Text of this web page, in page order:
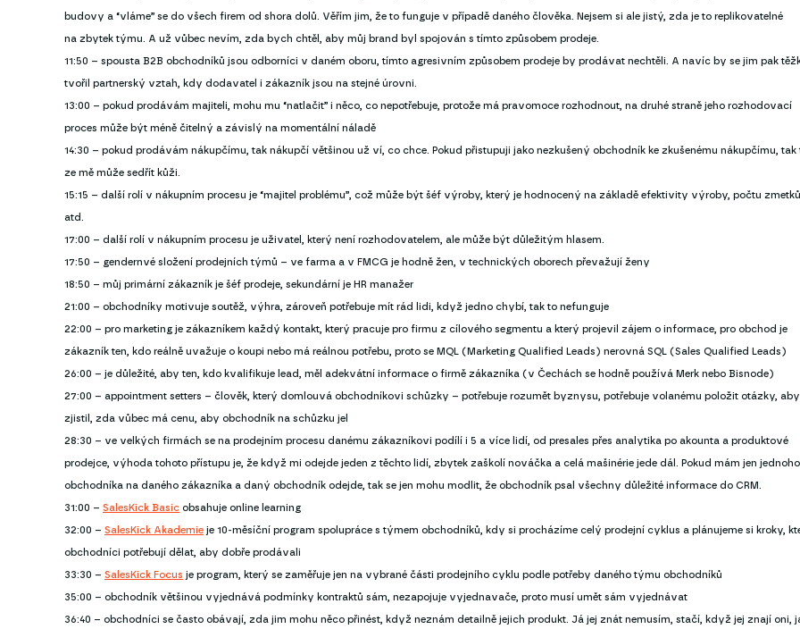
budovy a “vláme” se do všech firem od shora dolů. Věřím jim, že to funguje v případě daného člověka. Nejsem si ale jistý, zda je to replikovatelné
na zbytek týmu. A už vůbec nevím, zda bych chtěl, aby můj brand byl spojován s tímto způsobem prodeje.
11:50 – spousta B2B obchodníků jsou odborníci v daném oboru, tímto agresivním způsobem prodeje by prodávat nechtěli. A navíc by se jim pak
tvořil partnerský vztah, kdy dodavatel i zákazník jsou na stejné úrovni.
13:00 – pokud prodávám majiteli, mohu mu “natlačit” i něco, co nepotřebuje, protože má pravomoce rozhodnout, na druhé straně jeho rozhodovací
proces může být méně čitelný a závislý na momentální náladě
14:30 – pokud prodávám nákupčímu, tak nákupčí většinou už ví, co chce. Pokud přistupuji jako nezkušený obchodník ke zkušenému nákupčímu, tak
ze mě může sedřít kůži.
15:15 – další rolí v nákupním procesu je “majitel problému”, což může být šéf výroby, který je hodnocený na základě efektivity výroby, počtu
atd.
17:00 – další rolí v nákupním procesu je uživatel, který není rozhodovatelem, ale může být důležitým hlasem.
17:50 – gendernvé složení prodejních týmů – ve farma a v FMCG je hodně žen, v technických oborech převažují ženy
18:50 – můj primární zákazník je šéf prodeje, sekundární je HR manažer
21:00 – obchodníky motivuje soutěž, výhra, zároveň potřebuje mít rád lidi, když jedno chybí, tak to nefunguje
22:00 – pro marketing je zákazníkem každý kontakt, který pracuje pro firmu z cílového segmentu a který projevil zájem o informace, pro obchod je
zákazník ten, kdo reálně uvažuje o koupi nebo má reálnou potřebu, proto se MQL (Marketing Qualified Leads) nerovná SQL (Sales Qualified Leads)
26:00 – je důležité, aby ten, kdo kvalifikuje lead, měl adekvátní informace o firmě zákazníka (v Čechách se hodně používá Merk nebo Bisnode)
27:00 – appointment setters – člověk, který domlouvá obchodníkovi schůzky – potřebuje rozumět byznysu, potřebuje volanému položit otázky, aby
zjistil, zda vůbec má cenu, aby obchodník na schůzku jel
28:30 – ve velkých firmách se na prodejním procesu danému zákazníkovi podílí i 5 a více lidí, od presales přes analytika po akounta a produktové
prodejce, výhoda tohoto přístupu je, že když mi odejde jeden z těchto lidí, zbytek zaškolí nováčka a celá mašinérie jede dál. Pokud mám jen jednoho
obchodníka na daného zákazníka a daný obchodník odejde, tak se jen mohu modlit, že obchodník psal všechny důležité informace do CRM.
31:00 – SalesKick Basic obsahuje online learning
32:00 – SalesKick Akademie je 10-měsíční program spolupráce s týmem obchodníků, kdy si procházíme celý prodejní cyklus a plánujeme si kroky,
obchodníci potřebují dělat, aby dobře prodávali
33:30 – SalesKick Focus je program, který se zaměřuje jen na vybrané části prodejního cyklu podle potřeby daného týmu obchodníků
35:00 – obchodník většinou vyjednává podmínky kontraktů sám, nezapojuje vyjednavače, proto musí umět sám vyjednávat
36:40 – obchodníci se často obávají, zda jim mohu něco přinést, když neznám detailně jejich produkt. Já jej znát nemusím, stačí, když jej znají oni,